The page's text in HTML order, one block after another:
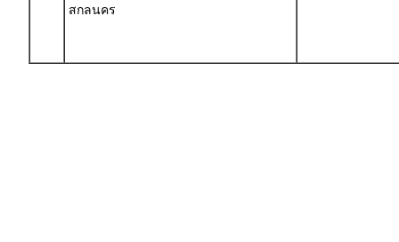
สกลนคร